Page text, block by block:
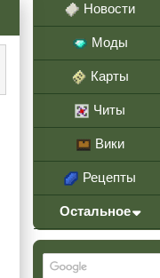
Новости
Моды
Карты
Читы
Вики
Рецепты
Остальное